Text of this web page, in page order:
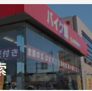
本2気筒
技士2輪
周年
台限定